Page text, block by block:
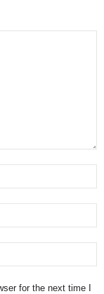
for the next time I